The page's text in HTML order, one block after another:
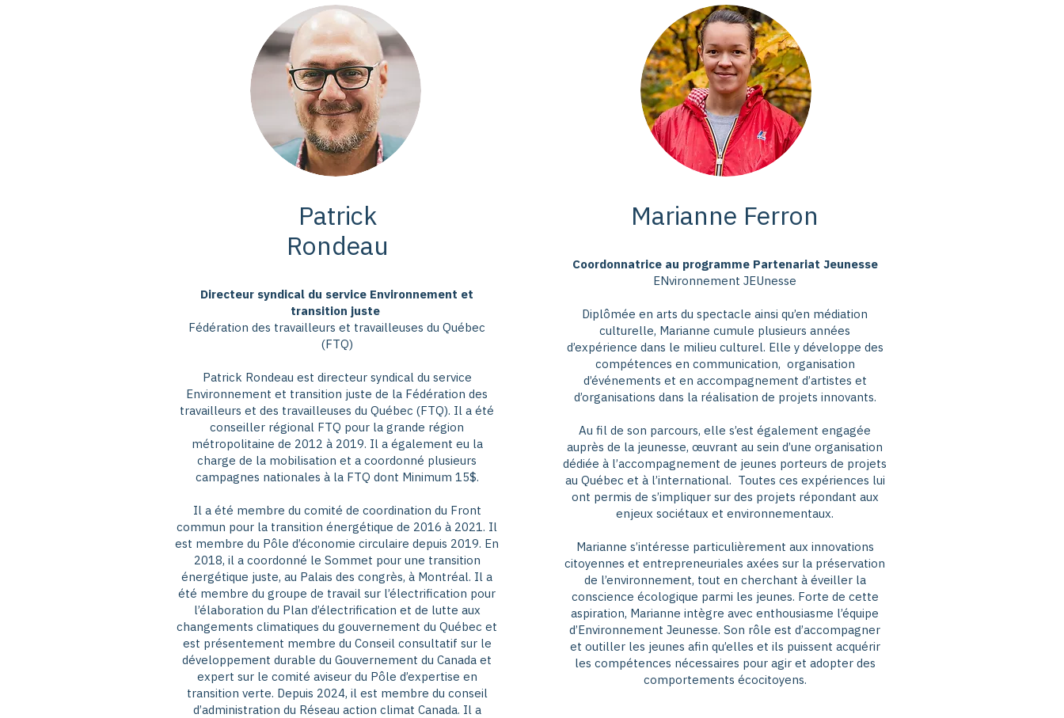
Patrick
Rondeau
Directeur syndical du service Environnement et
transition juste
Fédération des travailleurs et travailleuses du Québec
(FTQ)
Patrick Rondeau est directeur syndical du service
Environnement et transition juste de la Fédération des
travailleurs et des travailleuses du Québec (FTQ). Il a été
conseiller régional FTQ pour la grande région
métropolitaine de 2012 à 2019. Il a également eu la
charge de la mobilisation et a coordonné plusieurs
campagnes nationales à la FTQ dont Minimum 15$.
Il a été membre du comité de coordination du Front
commun pour la transition énergétique de 2016 à 2021. Il
est membre du Pôle d’économie circulaire depuis 2019. En
2018, il a coordonné le Sommet pour une transition
énergétique juste, au Palais des congrès, à Montréal. Il a
été membre du groupe de travail sur l’électrification pour
l’élaboration du Plan d’électrification et de lutte aux
changements climatiques du gouvernement du Québec et
est présentement membre du Conseil consultatif sur le
développement durable du Gouvernement du Canada et
expert sur le comité aviseur du Pôle d’expertise en
transition verte. Depuis 2024, il est membre du conseil
d’administration du Réseau action climat Canada. Il a
Marianne Ferron
Coordonnatrice au programme Partenariat Jeunesse
ENvironnement JEUnesse
Diplômée en arts du spectacle ainsi qu’en médiation
culturelle, Marianne cumule plusieurs années
d’expérience dans le milieu culturel. Elle y développe des
compétences en communication, organisation
d’événements et en accompagnement d’artistes et
d’organisations dans la réalisation de projets innovants.
Au fil de son parcours, elle s’est également engagée
auprès de la jeunesse, œuvrant au sein d’une organisation
dédiée à l’accompagnement de jeunes porteurs de projets
au Québec et à l’international. Toutes ces expériences lui
ont permis de s’impliquer sur des projets répondant aux
enjeux sociétaux et environnementaux.
Marianne s’intéresse particulièrement aux innovations
citoyennes et entrepreneuriales axées sur la préservation
de l’environnement, tout en cherchant à éveiller la
conscience écologique parmi les jeunes. Forte de cette
aspiration, Marianne intègre avec enthousiasme l’équipe
d’Environnement Jeunesse. Son rôle est d’accompagner
et outiller les jeunes afin qu’elles et ils puissent acquérir
les compétences nécessaires pour agir et adopter des
comportements écocitoyens.